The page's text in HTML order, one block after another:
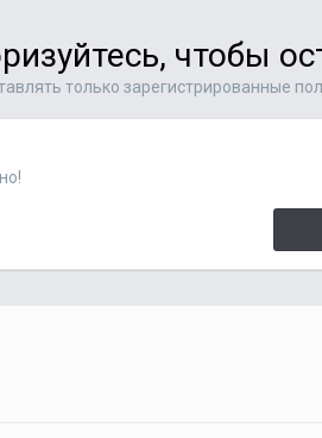
чтобы
только зарегистрированные